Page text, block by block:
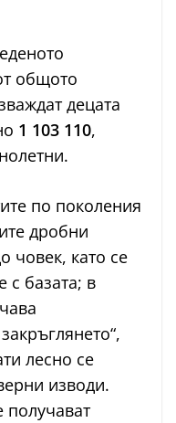
общото
децата
1 103 110,
по поколения
дробни
човек, като се
с базата; в
лесно се
изводи.
получават